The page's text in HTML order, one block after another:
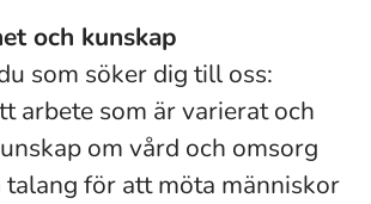
och kunskap
som söker dig till oss:
arbete som är varierat och
om vård och omsorg
talang för att möta människor